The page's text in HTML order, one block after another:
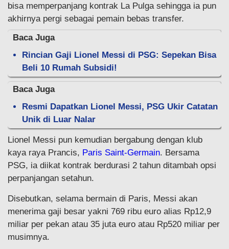
bisa memperpanjang kontrak La Pulga sehingga ia pun
akhirnya pergi sebagai pemain bebas transfer.
Baca Juga
Rincian Gaji Lionel Messi di PSG: Sepekan Bisa
Beli 10 Rumah Subsidi!
Baca Juga
Resmi Dapatkan Lionel Messi, PSG Ukir Catatan
Unik di Luar Nalar
Lionel Messi pun kemudian bergabung dengan klub
kaya raya Prancis, Paris Saint-Germain. Bersama
PSG, ia diikat kontrak berdurasi 2 tahun ditambah opsi
perpanjangan setahun.
Disebutkan, selama bermain di Paris, Messi akan
menerima gaji besar yakni 769 ribu euro alias Rp12,9
miliar per pekan atau 35 juta euro atau Rp520 miliar per
musimnya.